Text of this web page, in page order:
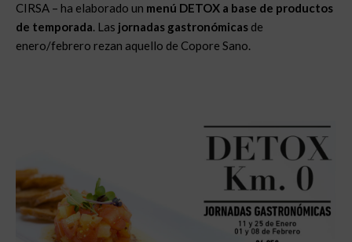
CIRSA – ha elaborado un menú DETOX a base de productos
de temporada. Las jornadas gastronómicas de
enero/febrero rezan aquello de Copore Sano.